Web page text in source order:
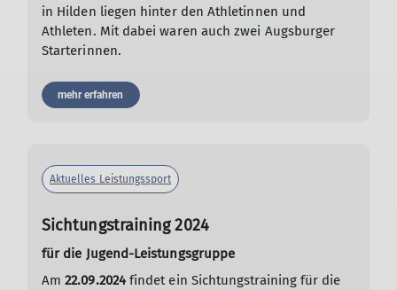
in Hilden liegen hinter den Athletinnen und
Athleten. Mit dabei waren auch zwei Augsburger
Starterinnen.
mehr erfahren
Aktuelles Leistungssport
Sichtungstraining 2024
für die Jugend-Leistungsgruppe
Am22.09.2024findet ein Sichtungstraining für die